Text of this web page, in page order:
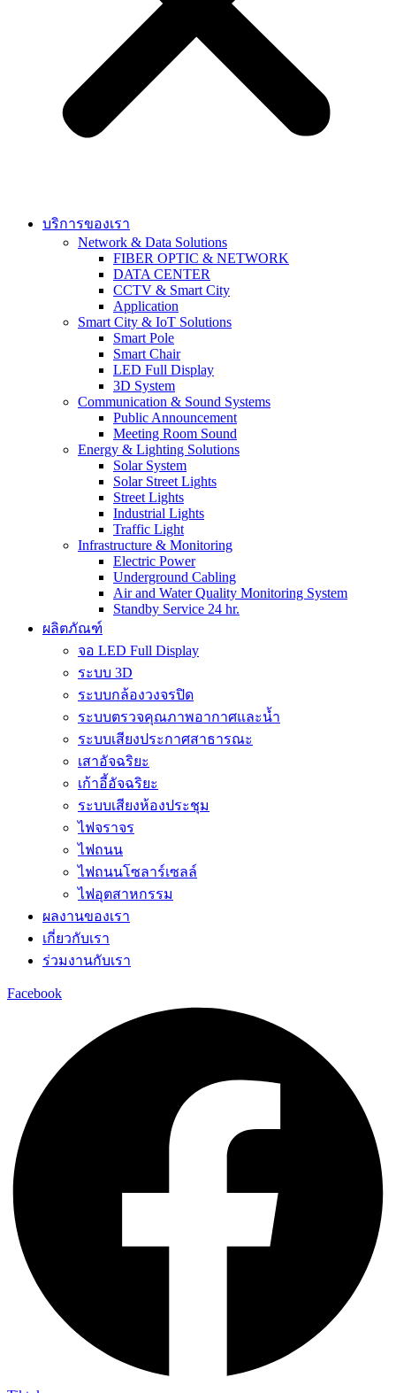
บริการของเรา
Network & Data Solutions
FIBER OPTIC & NETWORK​
DATA CENTER
CCTV & Smart City
Application
Smart City & IoT Solutions
Smart Pole
Smart Chair
LED Full Display
3D System
Communication & Sound Systems
Public Announcement
Meeting Room Sound
Energy & Lighting Solutions
Solar System
Solar Street Lights
Street Lights
Industrial Lights
Traffic Light
Infrastructure & Monitoring
Electric Power
Underground Cabling
Air and Water Quality Monitoring System
Standby Service 24 hr.
ผลิตภัณฑ์
จอ LED Full Display
ระบบ 3D
ระบบกล้องวงจรปิด
ระบบตรวจคุณภาพอากาศและน้ำ
ระบบเสียงประกาศสาธารณะ
เสาอัจฉริยะ
เก้าอี้อัจฉริยะ
ระบบเสียงห้องประชุม
ไฟจราจร
ไฟถนน
ไฟถนนโซลาร์เซลล์
ไฟอุตสาหกรรม
ผลงานของเรา
เกี่ยวกับเรา
ร่วมงานกับเรา
Facebook